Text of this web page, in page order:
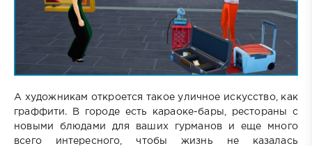
А художникам откроется такое уличное искусство, как
граффити. В городе есть караоке-бары, рестораны с
новыми блюдами для ваших гурманов и еще много
всего интересного, чтобы жизнь не казалась